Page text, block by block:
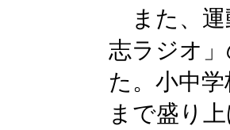
また、運
志ラジオ
た。小中
まで盛り